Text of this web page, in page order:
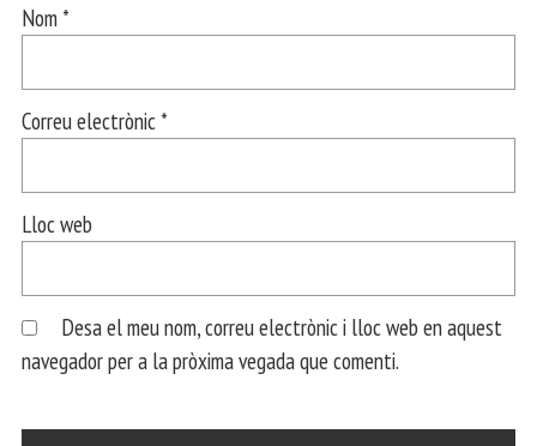
Nom *
Correu electrònic *
Lloc web
Desa el meu nom, correu electrònic i lloc web en aquest
navegador per a la pròxima vegada que comenti.